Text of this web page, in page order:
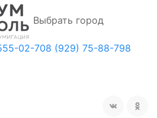
Выбрать город
02-708 (929) 75-88-798